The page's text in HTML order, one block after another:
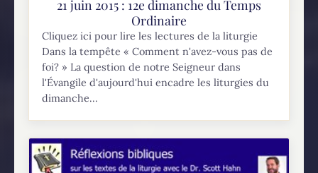
21 juin 2015 : 12e dimanche du Temps
Ordinaire
Cliquez ici pour lire les lectures de la liturgie
Dans la tempête « Comment n'avez-vous pas de
foi? » La question de notre Seigneur dans
l'Évangile d'aujourd'hui encadre les liturgies du
dimanche...